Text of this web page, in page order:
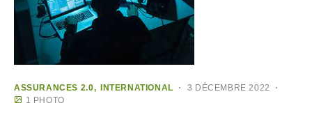
ASSURANCES 2.0 INTERNATIONAL
3 DÉCEMBRE 2022
1 PHOTO